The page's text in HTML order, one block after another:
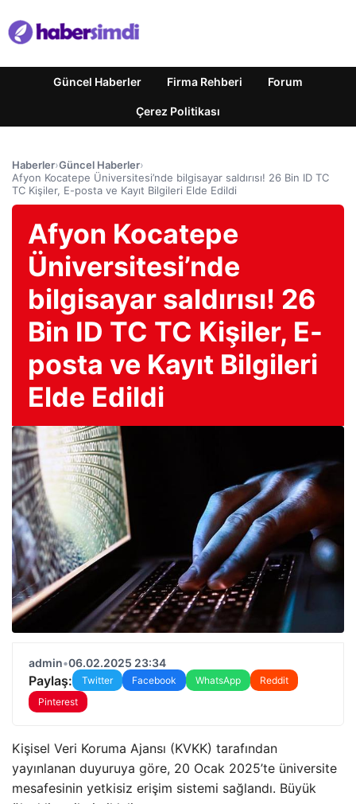
Güncel Haberler Firma Rehberi Forum
Çerez Politikası
Haberler›Güncel Haberler›
Afyon Kocatepe Üniversitesi’nde bilgisayar saldırısı! 26 Bin ID TC
TC Kişiler, E-posta ve Kayıt Bilgileri Elde Edildi
Afyon Kocatepe
Üniversitesi’nde
bilgisayar saldırısı! 26
Bin ID TC TC Kişiler, E-
posta ve Kayıt Bilgileri
Elde Edildi
admin•06.02.2025 23:34
Paylaş: Twitter Facebook WhatsApp
Reddit
Pinterest
Kişisel Veri Koruma Ajansı (KVKK) tarafından
yayınlanan duyuruya göre, 20 Ocak 2025’te üniversite
mesafesinin yetkisiz erişim sistemi sağlandı. Büyük